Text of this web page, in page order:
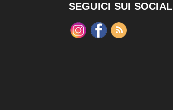
SEGUICI SUI SOCIAL